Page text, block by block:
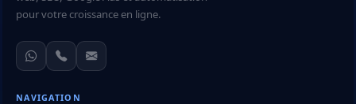
pour votre croissance en ligne.
NAVIGATION